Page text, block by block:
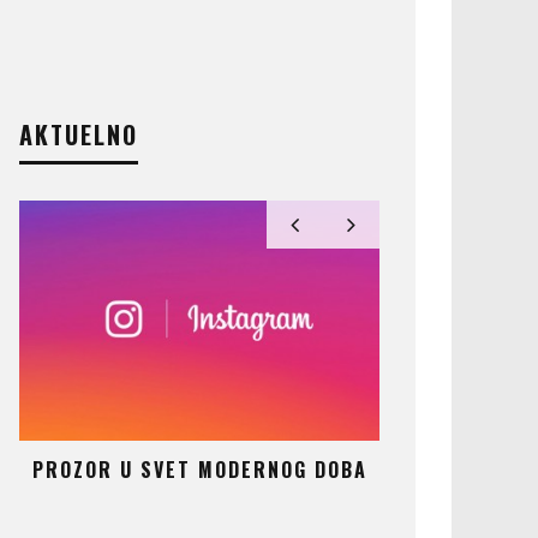
AKTUELNO
PROZOR U SVET MODERNOG DOBA